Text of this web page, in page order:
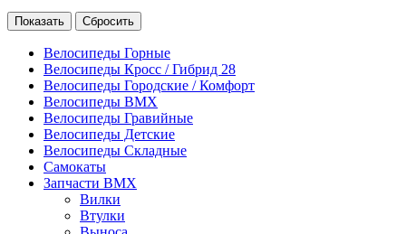
Велосипеды Горные
Велосипеды Кросс / Гибрид 28
Велосипеды Городские / Комфорт
Велосипеды BMX
Велосипеды Гравийные
Велосипеды Детские
Велосипеды Складные
Самокаты
Запчасти BMX
Вилки
Втулки